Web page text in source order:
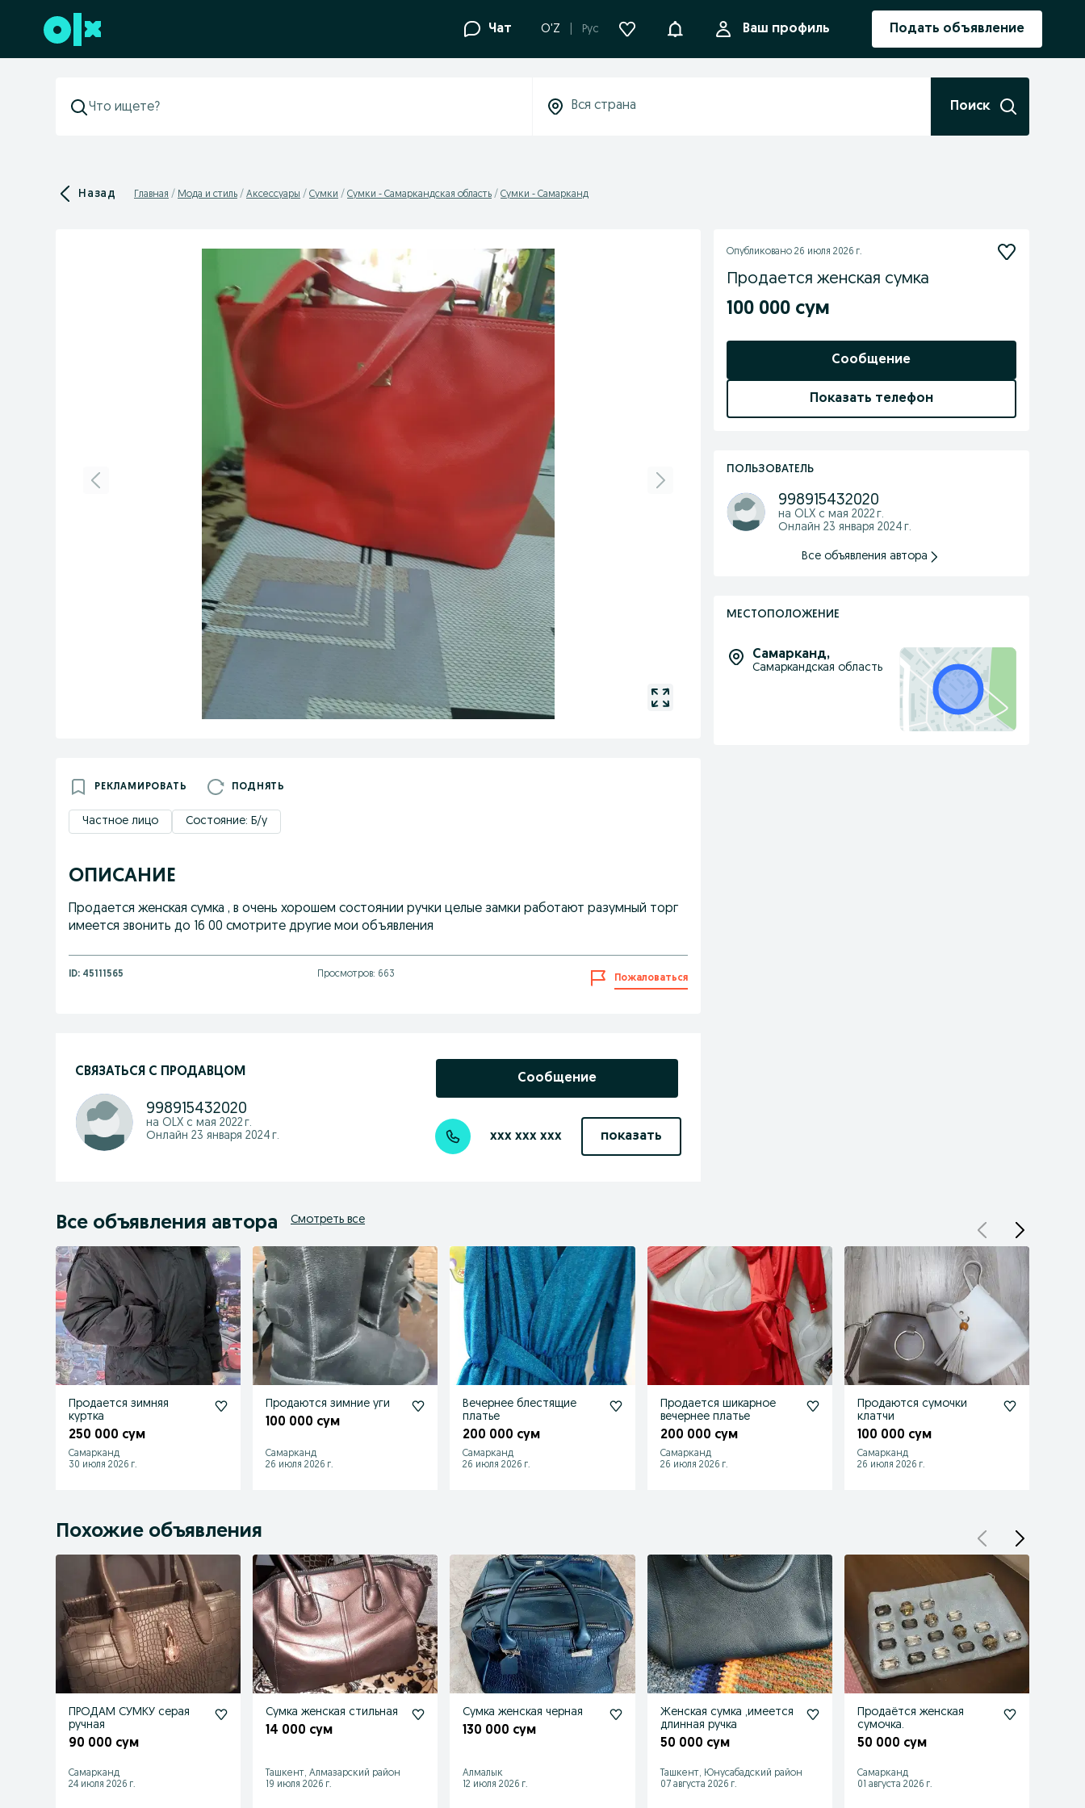
Перейти к нижнему колонтитулу Чат O'Z Рус УведомленияВаш профиль Подать объявление
Поиск
Назад Главная Мода и стиль Аксессуары Сумки Сумки - Самаркандская область Сумки - Самарканд
РЕКЛАМИРОВАТЬ ПОДНЯТЬ
Частное лицо Состояние: Б/у
ОПИСАНИЕ
Продается женская сумка , в очень хорошем состоянии ручки целые замки работают разумный торг
имеется звонить до 16 00 смотрите другие мои объявления
ID: 45111565 Просмотров: 663 Пожаловаться
СВЯЗАТЬСЯ С ПРОДАВЦОМ
998915432020
на OLX с мая 2022 г.
Онлайн 23 января 2024 г.
Сообщение
xxx xxx xxx показать
Опубликовано 26 июля 2026 г.
Продается женская сумка
100 000 сум
Сообщение
Показать телефон
ПОЛЬЗОВАТЕЛЬ
998915432020
на OLX с мая 2022 г.
Онлайн 23 января 2024 г.
Все объявления автора
МЕСТОПОЛОЖЕНИЕ
Самарканд,
Самаркандская область
Все объявления автора Смотреть все
Продается зимняя
куртка
250 000 сум
Самарканд
30 июля 2026 г.
Продаются зимние уги
100 000 сум
Самарканд
26 июля 2026 г.
Вечернее блестящие
платье
200 000 сум
Самарканд
26 июля 2026 г.
Продается шикарное
вечернее платье
200 000 сум
Самарканд
26 июля 2026 г.
Продаются сумочки
клатчи
100 000 сум
Самарканд
26 июля 2026 г.
Похожие объявления
ПРОДАМ СУМКУ серая
ручная
90 000 сум
Самарканд
24 июля 2026 г.
Сумка женская стильная
14 000 сум
Ташкент, Алмазарский район
19 июля 2026 г.
Сумка женская черная
130 000 сум
Алмалык
12 июля 2026 г.
Женская сумка ,имеется
длинная ручка
50 000 сум
Ташкент, Юнусабадский район
07 августа 2026 г.
Продаётся женская
сумочка.
50 000 сум
Самарканд
01 августа 2026 г.